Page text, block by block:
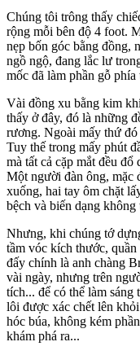
Chúng tôi trông thấy
rộng mỗi bên độ 4 foot.
nẹp bốn góc bằng đồng,
ngồ ngộ, đang lắc lư
mốc đã làm phần gỗ phía
Vài đồng xu bằng kim
thấy ở đây, đó là những
rương. Ngoài mấy thứ
Tuy thế trong mấy phút
mà tất cả cặp mắt đều
Một người đàn ông, mặc
xuống, hai tay ôm chặt
bệch và biến dạng không
Nhưng, khi chúng tớ
tầm vóc kích thước, quần
đấy chính là anh chàng
vài ngày, nhưng trên
tích... để có thể làm sáng
lôi được xác chết lên
hóc búa, không kém
khám phá ra...